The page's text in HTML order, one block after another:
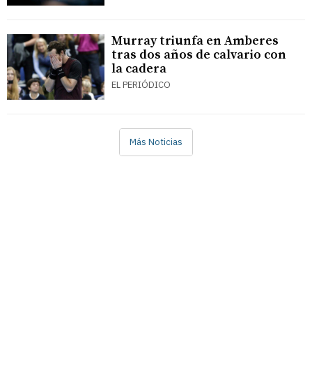
Murray triunfa en Amberes
tras dos años de calvario con
la cadera
EL PERIÓDICO
Más Noticias